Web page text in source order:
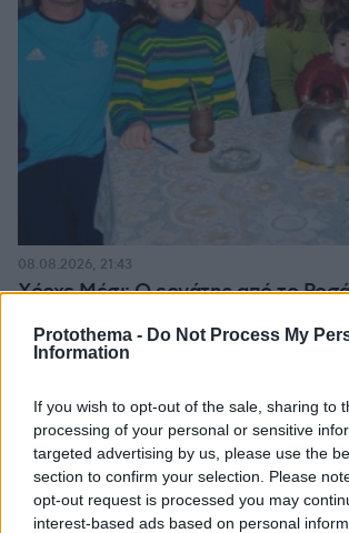
Protothema - Do Not Process My
Information
If you wish to opt-out of the sale, sharing to
processing of your personal or sensitive
targeted advertising by us, please use the
section to confirm your selection. Please
opt-out request is processed you may
interest-based ads based on personal
Χόρχε Μέσι: Ο εργάτης από το
τον 13χρονο Λιονέλ από το χέρι και
ιστορία του ποδοσφαίρου με μια
χαρτοπετσέτα
08.08.2026, 21:43